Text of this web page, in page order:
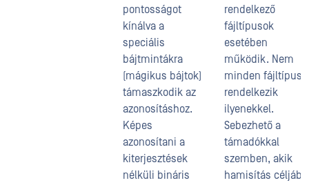
pontosságot
kínálva a
speciális
bájtmintákra
(mágikus bájtok)
támaszkodik az
azonosításhoz.
Képes
azonosítani a
kiterjesztések
nélküli bináris
rendelkező
fájltípusok
esetében
működik. Nem
minden fájltípus
rendelkezik
ilyenekkel.
Sebezhető a
támadókkal
szemben, akik
hamisítás